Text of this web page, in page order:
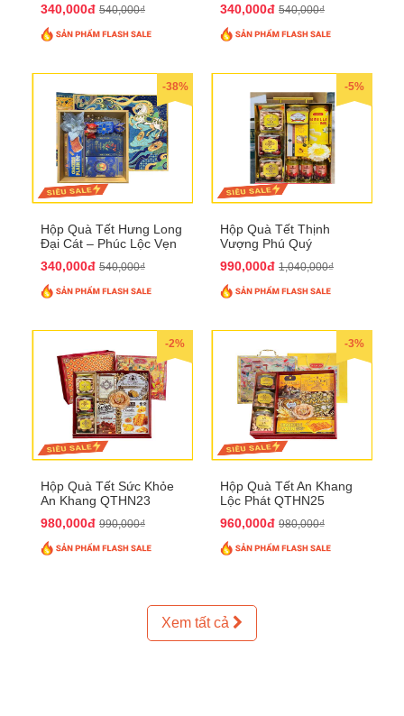
340,000đ 540,000₫ 340,000đ 540,000₫
-38%
Hộp Quà Tết Hưng Long
Đại Cát – Phúc Lộc Vẹn
340,000đ 540,000₫
-5%
Hộp Quà Tết Thịnh
Vượng Phú Quý
990,000đ 1,040,000₫
-2%
Hộp Quà Tết Sức Khỏe
An Khang QTHN23
980,000đ 990,000₫
-3%
Hộp Quà Tết An Khang
Lộc Phát QTHN25
960,000đ 980,000₫
Xem tất cả